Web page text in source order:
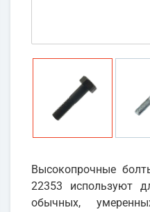
Высокопрочные
22353 используют
обычных,